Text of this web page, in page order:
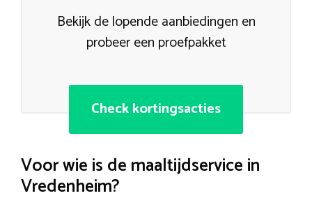
Bekijk de lopende aanbiedingen en
probeer een proefpakket
Check kortingsacties
Voor wie is de maaltijdservice in
Vredenheim?